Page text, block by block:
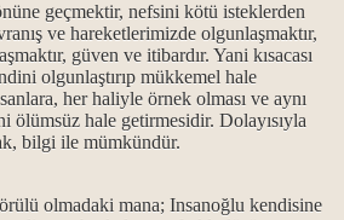
geçmektir, nefsini kötü isteklerden
ve hareketlerimizde olgunlaşmaktır,
güven ve itibardır. Yani kısacası
olgunlaştırıp mükkemel hale
her haliyle örnek olması ve aynı
ölümsüz hale getirmesidir. Dolayısıyla
bilgi ile mümkündür.
olmadaki mana; Insanoğlu kendisine